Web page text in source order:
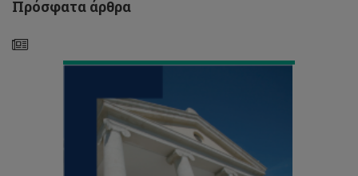
Πρόσφατα άρθρα
νέο
Προκήρυξη